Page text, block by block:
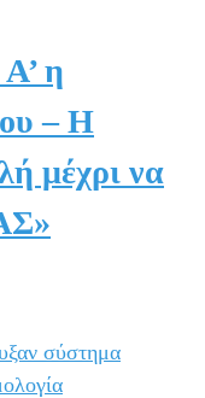
η
– Η
μέχρι να
σύστημα